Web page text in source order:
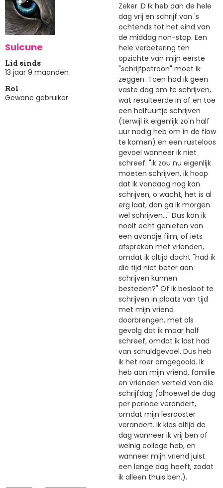
Suicune
Lid sinds
13 jaar 9 maanden
Rol
Gewone gebruiker
Zeker :D Ik heb dan de hele
dag vrij en schrijf van 's
ochtends tot het eind van
de middag non-stop. Een
hele verbetering ten
opzichte van mijn eerste
"schrijfpatroon" moet ik
zeggen. Toen had ik geen
vaste dag om te schrijven,
wat resulteerde in af en toe
een halfuurtje schrijven
(terwijl ik eigenlijk zo'n half
uur nodig heb om in de flow
te komen) en een rusteloos
gevoel wanneer ik niet
schreef: "ik zou nu eigenlijk
moeten schrijven, ik hoop
dat ik vandaag nog kan
schrijven, o wacht, het is al
erg laat, dan ga ik morgen
wel schrijven..." Dus kon ik
nooit echt genieten van
een avondje film, of iets
afspreken met vrienden,
omdat ik altijd dacht "had ik
die tijd niet beter aan
schrijven kunnen
besteden?" Of ik besloot te
schrijven in plaats van tijd
met mijn vriend
doorbrengen, met als
gevolg dat ik maar half
schreef, omdat ik last had
van schuldgevoel. Dus heb
ik het roer omgegooid. Ik
heb aan mijn vriend, familie
en vrienden verteld van die
schrijfdag (alhoewel de dag
per periode verandert,
omdat mijn lesrooster
verandert. Ik kies altijd de
dag wanneer ik vrij ben of
weinig college heb, en
wanneer mijn vriend juist
een lange dag heeft, zodat
ik alleen thuis ben.).